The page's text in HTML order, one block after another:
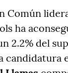
Común
ha
2.2% del
candidatura